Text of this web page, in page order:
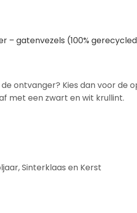
– gatenvezels (100%
ontvanger? Kies dan voor de
met een zwart en wit krullint.
Sinterklaas en Kerst